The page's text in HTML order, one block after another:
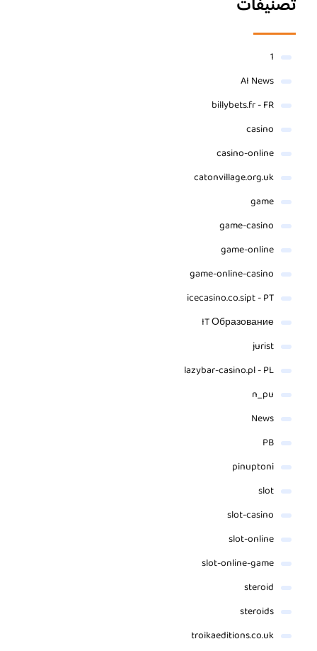
تصنيفات
1
AI News
billybets.fr - FR
casino
casino-online
catonvillage.org.uk
game
game-casino
game-online
game-online-casino
icecasino.co.sipt - PT
IT Образование
jurist
lazybar-casino.pl - PL
n_pu
News
PB
pinuptoni
slot
slot-casino
slot-online
slot-online-game
steroid
steroids
troikaeditions.co.uk